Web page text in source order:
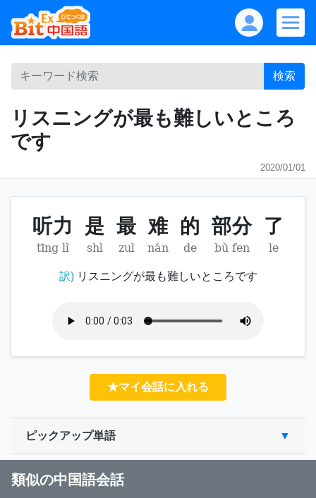
検索
リスニングが最も難しいところ
です
2020/01/01
听力 是 最 难 的 部分 了
tīng lì shì zuì nán de bù fen le
訳)リスニングが最も難しいところです
★マイ会話に入れる
ピックアップ単語
類似の中国語会話